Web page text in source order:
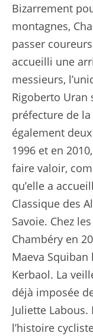
Bizarrement
montagnes,
passer
accueilli une
messieurs,
Rigoberto Uran
préfecture de
également
1996 et en
faire valoir,
qu’elle a
Classique des
Savoie. Chez
Chambéry en
Maeva Squiban
Kerbaol. La
déjà imposée
Juliette
l’histoire